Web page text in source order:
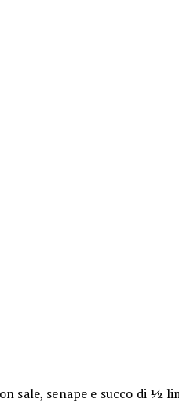
sale, senape e succo di ½